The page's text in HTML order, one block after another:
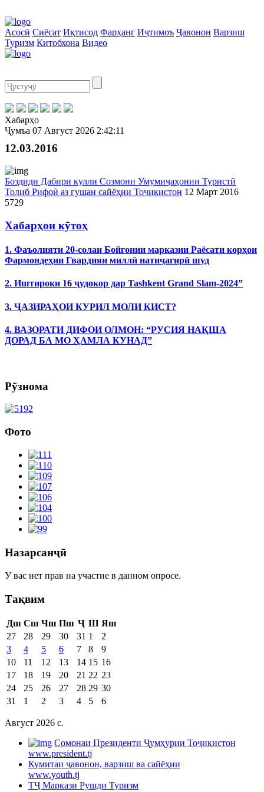
Асосӣ Сиёсат Иқтисод Фарҳанг Иҷтимоъ Ҷавонон Варзиш
Туризм Китобхона Видео
Хабарҳо
Ҷумъа 07 Август 2026 2:42:11
12.03.2016
Боздиди Дабири кулли Созмони Умумиҷаҳонии Туристӣ
Толиб Рифоӣ аз гушаи сайёҳии Точикистон 12 Март 2016
5729
Хабарҳои кӯтоҳ
1. Фаъолияти 20-солаи Бойгонии марказии Раёсати корҳои
Фармондеҳии Гвардияи миллӣ натиҷагирӣ шуд
2. Иштироки 16 ҷудокор дар Tashkent Grand Slam-2024”
3. ҶАЗИРАҲОИ КУРИЛ МОЛИ КИСТ?
4. ВАЗОРАТИ ДИФОИ ОЛМОН: “РУСИЯ НАҚША
ДОРАД БА МО ҲАМЛА КУНАД”
Рӯзнома
Фото
Назарсанҷӣ
У вас нет прав на участие в данном опросе.
Тақвим
Дш Сш Чш Пш Ҷ Ш Яш
27
28 29 30 31 1
2
3
4 5 6 7 8
9
10
11 12 13 14 15 16
17
18 19 20 21 22 23
24
25 26 27 28 29 30
31
1 2 3 4 5 6
Август 2026 c.
Cомонаи Президенти Ҷумҳурии Тоҷикистон
www.president.tj
Кумитаи ҷавонон, варзиш ва сайёҳии
www.youth.tj
ТҶ Маркази Рушди Туризм